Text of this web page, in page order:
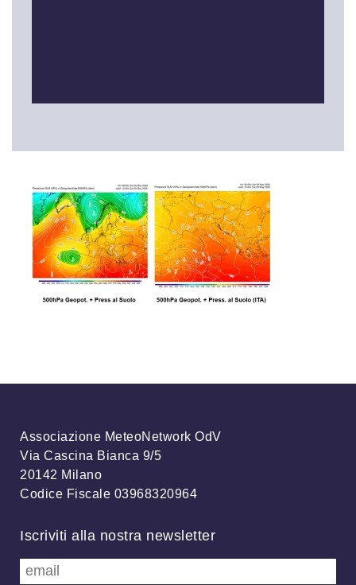
Associazione MeteoNetwork OdV
Via Cascina Bianca 9/5
20142 Milano
Codice Fiscale 03968320964
Iscriviti alla nostra newsletter